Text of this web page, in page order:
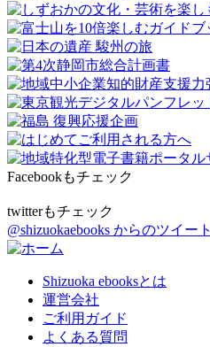
Facebookもチェック
twitterもチェック
@shizuokaebooks からのツイート
Shizuoka ebooksとは
運営会社
ご利用ガイド
よくある質問